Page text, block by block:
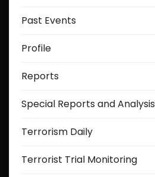
Past Events
Profile
Reports
Special Reports and Analysis
Terrorism Daily
Terrorist Trial Monitoring